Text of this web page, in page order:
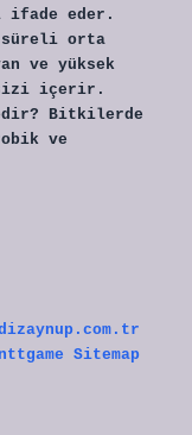
ifade eder.
süreli orta
ve yüksek
içerir.
Bitkilerde
ve
nttgame Sitemap